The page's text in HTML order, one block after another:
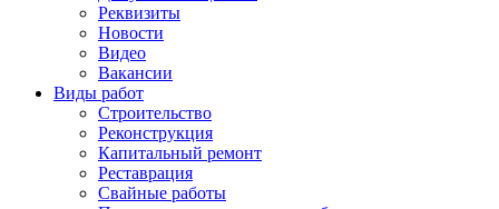
Реквизиты
Новости
Видео
Вакансии
Виды работ
Строительство
Реконструкция
Капитальный ремонт
Реставрация
Свайные работы